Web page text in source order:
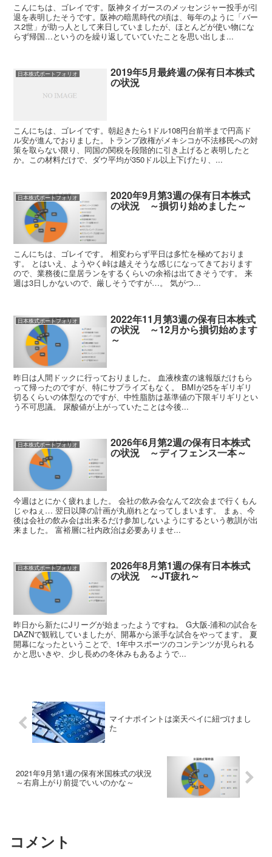
こんにちは、ゴレイです。阪神タイガースのメッセンジャー投手が引
退を表明したそうです。阪神の暗黒時代の頃は、毎年のように「バー
ス2世」が助っ人として来日していましたが、ほとんどが使い物にな
らず帰国…というのを繰り返していていたことを思い出しま...
日本株式ポートフォリオ 2019年5月最終週の保有日本株式
の状況
こんにちは、ゴレイです。朝起きたら1ドル108円台前半まで円高ド
ル安が進んでおりました。トランプ政権がメキシコが不法移民への対
策を取らない限り、同国の関税を段階的に引き上げると表明したと
か。この材料だけで、ダウ平均が350ドル以上下げたり、...
日本株式ポートフォリオ 2020年9月第3週の保有日本株式
の状況 ～損切り始めました～
こんにちは、ゴレイです。 相変わらず平日は多忙を極めておりま
す。 とはいえ、ようやく峠は越えそうな感じになってきております
ので、業務後に皇居ランをするくらいの余裕は出てきそうです。 来
週は3日しかないので、厳しそうですが…。 気がつ...
日本株式ポートフォリオ 2022年11月第3週の保有日本株式
の状況 ～12月から損切始めます
～
昨日は人間ドックに行っておりました。 血液検査の速報版だけもら
って帰ったのですが、特にサプライズもなく。 BMIが25をギリギリ
切るくらいの体型なのですが、中性脂肪は基準値の下限ギリギリとい
う不可思議。 尿酸値が上がっていたことは今後...
日本株式ポートフォリオ 2026年6月第2週の保有日本株式
の状況 ～ディフェンス一本～
今週はとにかく疲れました。 会社の飲み会なんて2次会まで行くもん
じゃねぇ… 翌日以降の計画が丸崩れとなってしまいます。 まぁ、今
後は会社の飲み会は出来るだけ参加しないようにするという教訓が出
来ました。 富裕層に社内政治は必要ありませ...
日本株式ポートフォリオ 2026年8月第1週の保有日本株式
の状況 ～JT疲れ～
昨日から新たにJリーグが始まったようですね。 G大阪-浦和の試合を
DAZNで観戦していましたが、開幕から派手な試合をやってます。 夏
開幕になったということで、1年中スポーツのコンテンツが見られる
かと思いきや、少し長めの冬休みもあるようで...
マイナポイントは楽天ペイに紐づけまし
た
2021年9月第1週の保有米国株式の状況
～右肩上がり前提でいいのかな～
コメント